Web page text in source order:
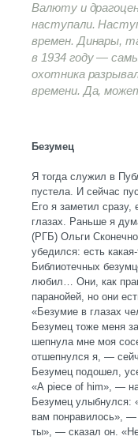
Валюту и
наступали.
времен. Динары,
в 1934 году —
охотника
времени. Да,
Безумец
Я тогда служил в
пустела. И сейчас
Его я заметил
глазах. Раньше я
(РГБ) Ольги
убедился: есть
Библиотечных
любил… Они, как
паранойей, но они
«Безумие в глазах
Безумец тоже меня
шепнула мне моя
отшепнулся я, —
Безумец подошел,
«A piece of him», —
Безумец улыбнулся:
вам понравилось»,
ты», — сказал он.